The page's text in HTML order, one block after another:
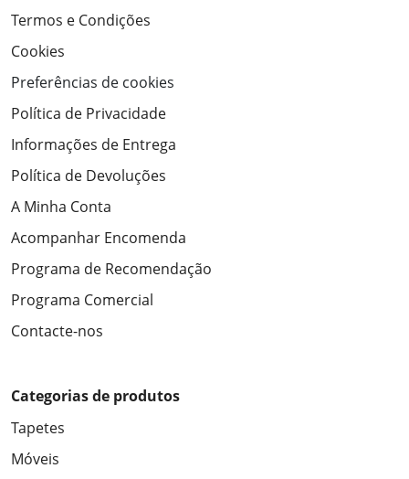
Termos e Condições
Cookies
Preferências de cookies
Política de Privacidade
Informações de Entrega
Política de Devoluções
A Minha Conta
Acompanhar Encomenda
Programa de Recomendação
Programa Comercial
Contacte-nos
Categorias de produtos
Tapetes
Móveis